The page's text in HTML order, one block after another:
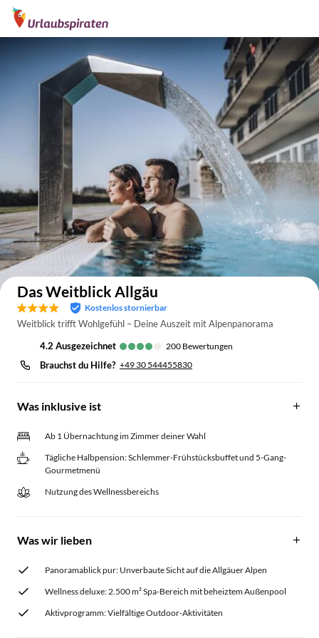
Auf der Karte anzeigen
Das Weitblick Allgäu
Kostenlos stornierbar
Weitblick trifft Wohlgefühl – Deine Auszeit mit Alpenpanorama
4.2
ausgezeichnet 200 Bewertungen
Brauchst du Hilfe? +49 30 544455830
Was inklusive ist
Ab 1 Übernachtung im Zimmer deiner Wahl
Tägliche Halbpension: Schlemmer-Frühstücksbuffet und 5-Gang-
Gourmetmenü
Nutzung des Wellnessbereichs
Was wir lieben
Panoramablick pur: Unverbaute Sicht auf die Allgäuer Alpen
Wellness deluxe: 2.500 m² Spa-Bereich mit beheiztem Außenpool
Aktivprogramm: Vielfältige Outdoor-Aktivitäten